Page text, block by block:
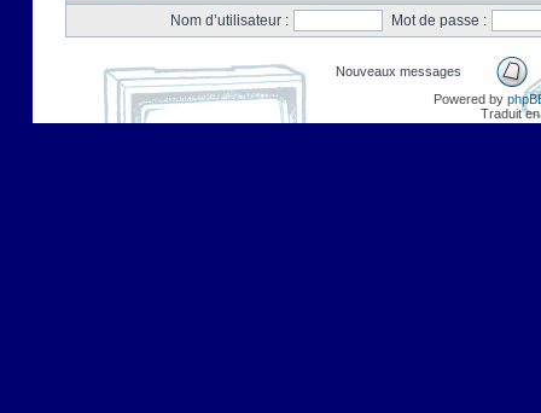
Nom d’utilisateur :
Mot de passe :
Nouveaux messages
Powered by
Traduit